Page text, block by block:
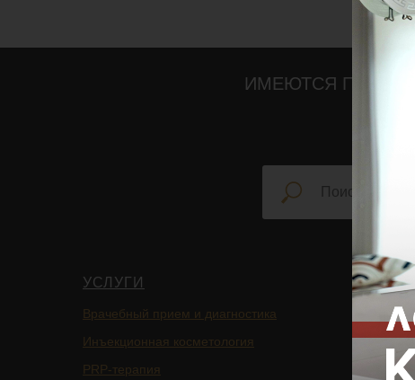
ИМЕЮТСЯ
УСЛУГИ
Врачебный прием и диагностика
Инъекционная косметология
PRP-терапия
Главная
Блог